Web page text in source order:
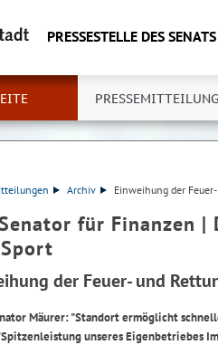
PRESSESTELLE DES SENATS
Archiv Einweihung der
für Finanzen
der Feuer- und
Mäurer: "Standort ermöglicht
unseres Eigenbetriebes